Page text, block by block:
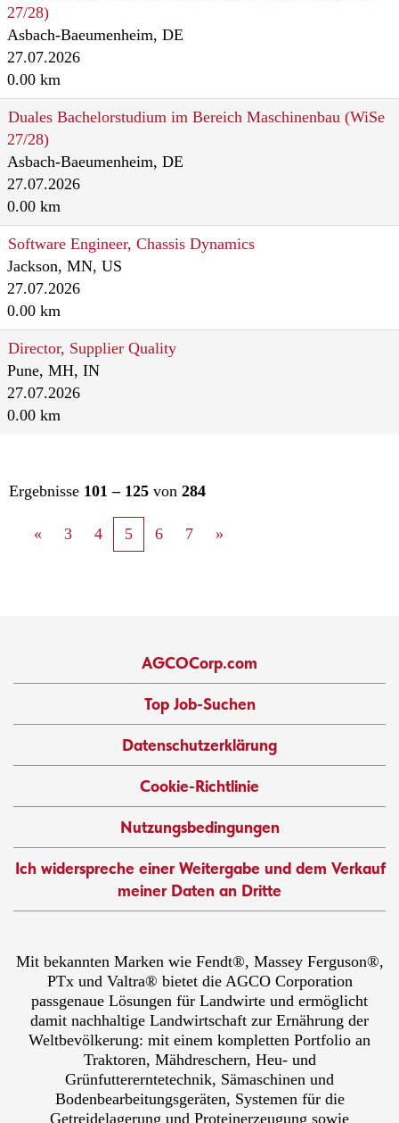
27/28)
Asbach-Baeumenheim, DE
27.07.2026
0.00 km
Duales Bachelorstudium im Bereich Maschinenbau (WiSe
27/28)
Asbach-Baeumenheim, DE
27.07.2026
0.00 km
Software Engineer, Chassis Dynamics
Jackson, MN, US
27.07.2026
0.00 km
Director, Supplier Quality
Pune, MH, IN
27.07.2026
0.00 km
Ergebnisse 101 – 125 von 284
« 3 4 5 6 7 »
AGCOCorp.com
Top Job-Suchen
Datenschutzerklärung
Cookie-Richtlinie
Nutzungsbedingungen
Ich widerspreche einer Weitergabe und dem Verkauf
meiner Daten an Dritte
Mit bekannten Marken wie Fendt®, Massey Ferguson®,
PTx und Valtra® bietet die AGCO Corporation
passgenaue Lösungen für Landwirte und ermöglicht
damit nachhaltige Landwirtschaft zur Ernährung der
Weltbevölkerung: mit einem kompletten Portfolio an
Traktoren, Mähdreschern, Heu- und
Grünfuttererntetechnik, Sämaschinen und
Bodenbearbeitungsgeräten, Systemen für die
Getreidelagerung und Proteinerzeugung sowie